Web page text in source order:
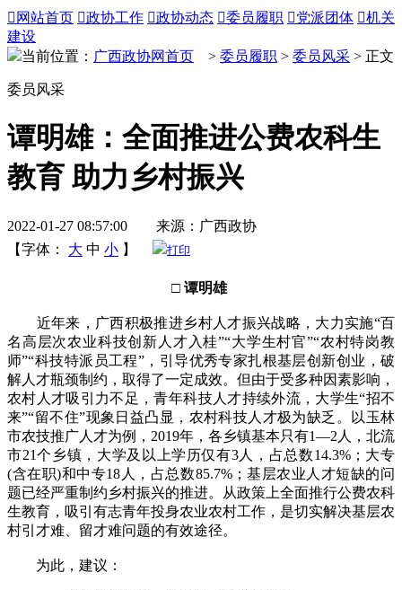
 网站首页 政协工作 政协动态 委员履职 党派团体 机关
建设
当前位置： 广西政协网首页 > 委员履职 > 委员风采 > 正文
委员风采
谭明雄：全面推进公费农科生
教育 助力乡村振兴
2022-01-27 08:57:00 来源：广西政协
【字体：
大 中 小 】 打印
□ 谭明雄
近年来，广西积极推进乡村人才振兴战略，大力实施“百
名高层次农业科技创新人才入桂”“大学生村官”“农村特岗教
师”“科技特派员工程”，引导优秀专家扎根基层创新创业，破
解人才瓶颈制约，取得了一定成效。但由于受多种因素影响，
农村人才吸引力不足，青年科技人才持续外流，大学生“招不
来”“留不住”现象日益凸显，农村科技人才极为缺乏。以玉林
市农技推广人才为例，2019年，各乡镇基本只有1—2人，北流
市21个乡镇，大学及以上学历仅有3人，占总数14.3%；大专
(含在职)和中专18人，占总数85.7%；基层农业人才短缺的问
题已经严重制约乡村振兴的推进。从政策上全面推行公费农科
生教育，吸引有志青年投身农业农村工作，是切实解决基层农
村引才难、留才难问题的有效途径。
为此，建议：